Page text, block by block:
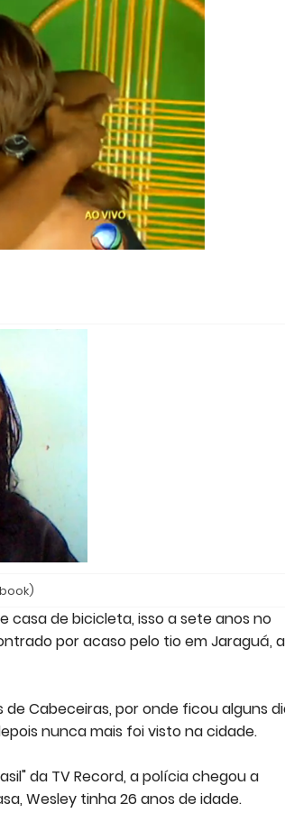
casa de bicicleta, isso a sete anos no
por acaso pelo tio em Jaraguá, a
Cabeceiras, por onde ficou alguns
nunca mais foi visto na cidade.
da TV Record, a polícia chegou a
Wesley tinha 26 anos de idade.